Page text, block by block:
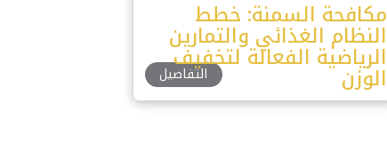
مكافحة السمنة: خطط
النظام الغذائي والتمارين
الرياضية الفعالة لتخفيف
الوزن التفاصيل